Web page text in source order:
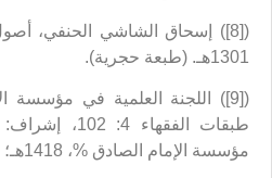
([8]) إسحاق الشاشي الحنفي،
1301هـ. (طبعة حجرية).
([9]) اللجنة العلمية في مؤسسة
مؤسسة الإمام الصادق %، 1418هـ؛ والزركلي، الأعلام 1: 293.